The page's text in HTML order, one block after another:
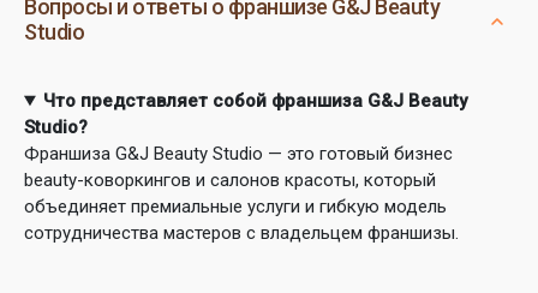
Вопросы и ответы о франшизе G&J Beauty
Studio
Что представляет собой франшиза G&J Beauty
Studio?
Франшиза G&J Beauty Studio — это готовый бизнес
beauty-коворкингов и салонов красоты, который
объединяет премиальные услуги и гибкую модель
сотрудничества мастеров с владельцем франшизы.